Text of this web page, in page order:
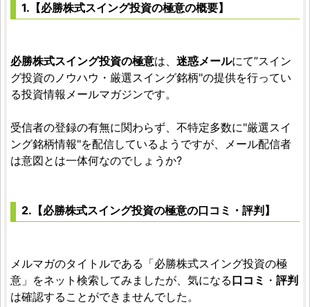
1.【必勝株式スイング投資の極意の概要】
必勝株式スイング投資の極意は、 迷惑メールにて”スイン
グ投資のノウハウ・厳選スイング銘柄"の提供を行ってい
る投資情報メールマガジンです。
受信者の登録の有無に関わらず、不特定多数に"厳選スイ
ング銘柄情報"を配信しているようですが、メール配信者
は意図とは一体何なのでしょうか?
2.【必勝株式スイング投資の極意の口コミ・評判】
メルマガのタイトルである「必勝株式スイング投資の極
意」をネット検索してみましたが、気になる口コミ ・ 評判
は確認することができませんでした。